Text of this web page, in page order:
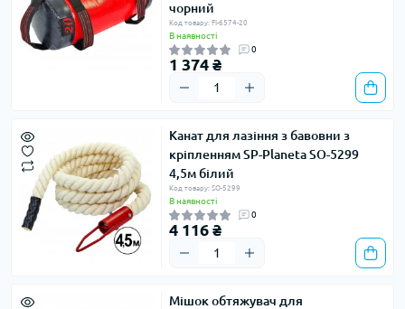
чорний
Код товару: FI-6574-20
В наявності
0
1 374 ₴
Канат для лазіння з бавовни з
кріпленням SP-Planeta SO-5299
4,5м білий
Код товару: SO-5299
В наявності
0
4 116 ₴
Мішок обтяжувач для